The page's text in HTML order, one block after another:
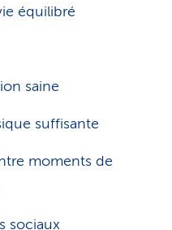
équilibré
saine
suffisante
moments de
sociaux